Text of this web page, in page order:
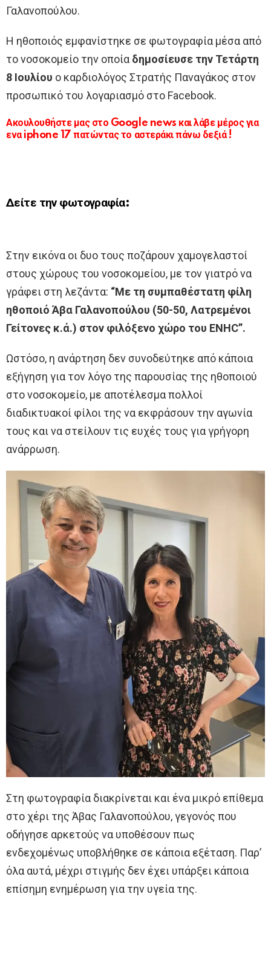
Γαλανοπούλου.
Η ηθοποιός εμφανίστηκε σε φωτογραφία μέσα από
το νοσοκομείο την οποίαδημοσίευσε την Τετάρτη
8 Ιουλίου ο καρδιολόγος Στρατής Παναγάκος στον
προσωπικό του λογαριασμό στο Facebook.
Ακουλουθήστε μας στο Google news και λάβε μέρος για
ενα iphone 17 πατώντας το αστεράκι πάνω δεξιά !
Δείτε την φωτογραφία:
Στην εικόνα οι δυο τους ποζάρουν χαμογελαστοί
στους χώρους του νοσοκομείου, με τον γιατρό να
γράφει στη λεζάντα: “Με τη συμπαθέστατη φίλη
ηθοποιό Άβα Γαλανοπούλου (50-50, Λατρεμένοι
Γείτονες κ.ά.) στον φιλόξενο χώρο του ΕΝΗC”.
Ωστόσο, η ανάρτηση δεν συνοδεύτηκε από κάποια
εξήγηση για τον λόγο της παρουσίας της ηθοποιού
στο νοσοκομείο, με αποτέλεσμα πολλοί
διαδικτυακοί φίλοι της να εκφράσουν την αγωνία
τους και να στείλουν τις ευχές τους για γρήγορη
ανάρρωση.
Στη φωτογραφία διακρίνεται και ένα μικρό επίθεμα
στο χέρι της Άβας Γαλανοπούλου, γεγονός που
οδήγησε αρκετούς να υποθέσουν πως
ενδεχομένως υποβλήθηκε σε κάποια εξέταση. Παρ’
όλα αυτά, μέχρι στιγμής δεν έχει υπάρξει κάποια
επίσημη ενημέρωση για την υγεία της.